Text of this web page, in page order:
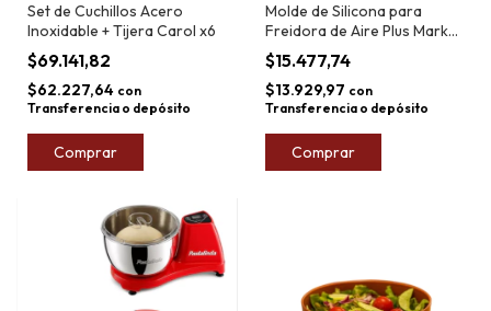
Set de Cuchillos Acero
Inoxidable + Tijera Carol x6
$69.141,82
$62.227,64 con
Transferencia o depósito
Comprar
Molde de Silicona para
Freidora de Aire Plus Market
19,5x7,5cm
$15.477,74
$13.929,97 con
Transferencia o depósito
Comprar